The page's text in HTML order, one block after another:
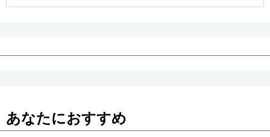
あなたにおすすめ